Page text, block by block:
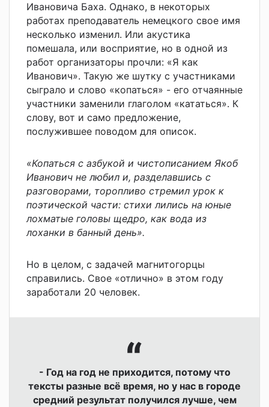
Ивановича Баха. Однако, в некоторых
работах преподаватель немецкого свое имя
несколько изменил. Или акустика
помешала, или восприятие, но в одной из
работ организаторы прочли: «Я как
Иванович». Такую же шутку с участниками
сыграло и слово «копаться» - его отчаянные
участники заменили глаголом «кататься». К
слову, вот и само предложение,
послужившее поводом для описок.
«Копаться с азбукой и чистописанием Якоб
Иванович не любил и, разделавшись с
разговорами, торопливо стремил урок к
поэтической части: стихи лились на юные
лохматые головы щедро, как вода из
лоханки в банный день».
Но в целом, с задачей магнитогорцы
справились. Свое «отлично» в этом году
заработали 20 человек.
- Год на год не приходится, потому что
тексты разные всё время, но у нас в городе
средний результат получился лучше, чем